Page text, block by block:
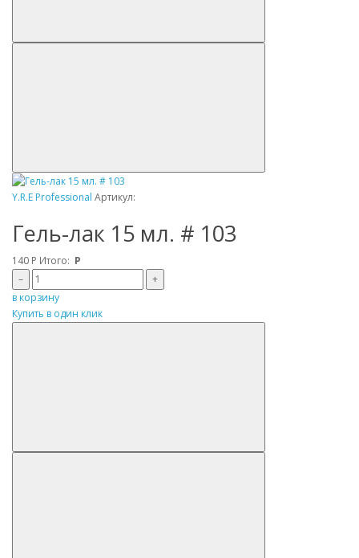
Y.R.E Professional Артикул:
Гель-лак 15 мл. # 103
140 Р Итого: Р
–
+
в корзину
Купить в один клик